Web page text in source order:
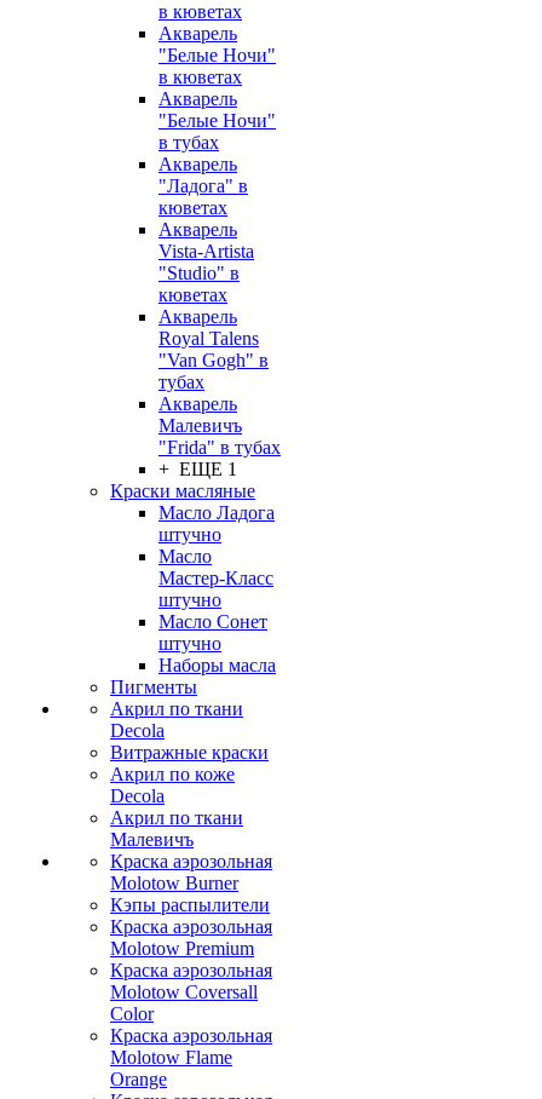
в кюветах
Акварель
"Белые Ночи"
в кюветах
Акварель
"Белые Ночи"
в тубах
Акварель
"Ладога" в
кюветах
Акварель
Vista-Artista
"Studio" в
кюветах
Акварель
Royal Talens
"Van Gogh" в
тубах
Акварель
Малевичъ
"Frida" в тубах
+ ЕЩЕ 1
Краски масляные
Масло Ладога
штучно
Масло
Мастер-Класс
штучно
Масло Сонет
штучно
Наборы масла
Пигменты
Акрил по ткани
Decola
Витражные краски
Акрил по коже
Decola
Акрил по ткани
Малевичъ
Краска аэрозольная
Molotow Burner
Кэпы распылители
Краска аэрозольная
Molotow Premium
Краска аэрозольная
Molotow Coversall
Color
Краска аэрозольная
Molotow Flame
Orange